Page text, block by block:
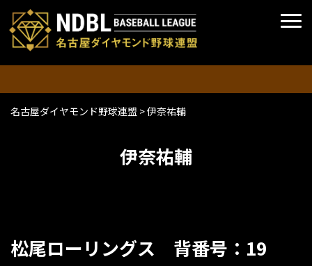
名古屋ダイヤモンド野球連盟 >伊奈祐輔
伊奈祐輔
松尾ローリングス 背番号：19